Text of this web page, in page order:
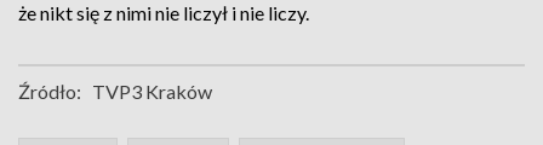
że nikt się z nimi nie liczył i nie liczy.
Źródło: TVP3 Kraków